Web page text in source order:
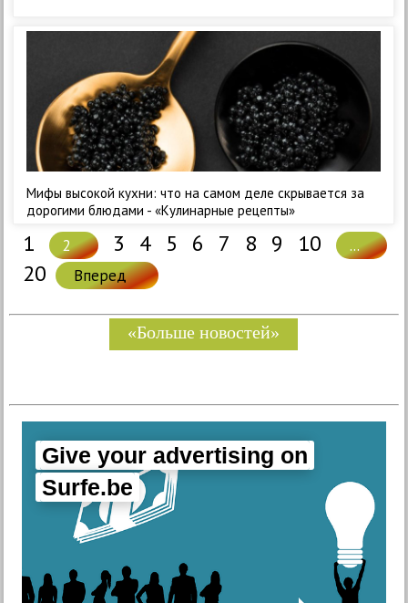
Мифы высокой кухни: что на самом деле скрывается за
дорогими блюдами - «Кулинарные рецепты»
1 2 3 4 5 6 7 8 9 10 ...
20 Вперед
«Больше новостей»
Give your advertising on
Surfe.be